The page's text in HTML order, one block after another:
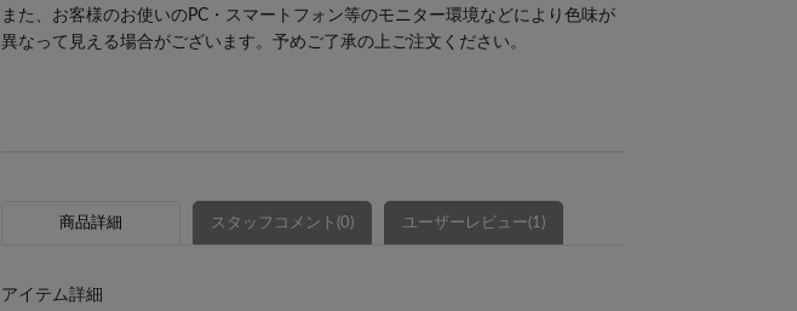
また、お客様のお使いのPC・スマートフォン等のモニター環境などにより色味が
異なって見える場合がございます。予めご了承の上ご注文ください。
商品詳細 スタッフコメント(0) ユーザーレビュー(1)
アイテム詳細